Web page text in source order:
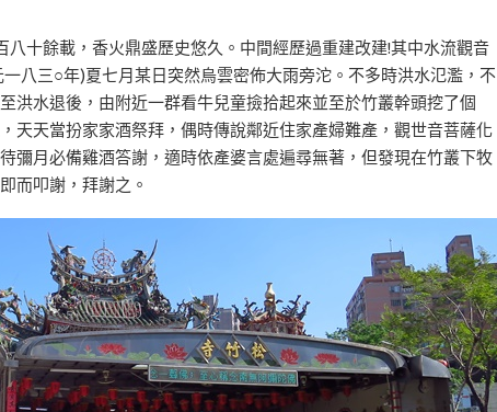
十餘載，香火鼎盛歷史悠久。中間經歷過重建改建!其中水流觀音
八三○年)夏七月某日突然烏雲密佈大雨旁沱。不多時洪水氾濫，不
洪水退後，由附近一群看牛兒童撿拾起來並至於竹叢幹頭挖了個
天天當扮家家酒祭拜，偶時傳說鄰近住家產婦難產，觀世音菩薩化
彌月必備雞酒答謝，適時依產婆言處遍尋無著，但發現在竹叢下牧
而叩謝，拜謝之。